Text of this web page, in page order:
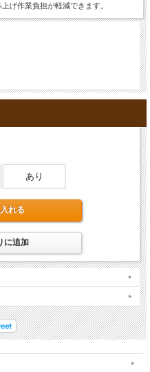
げ作業負担が軽減できます。
あり